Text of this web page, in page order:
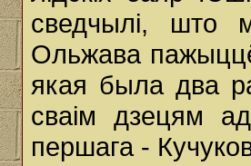
сведчылі, што
Ольжава
якая была два
сваім дзецям
першага -